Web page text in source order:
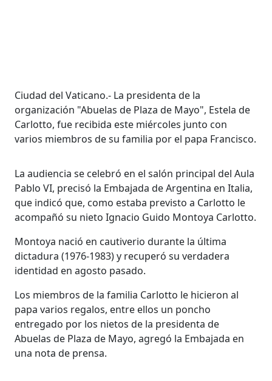
Ciudad del Vaticano.- La presidenta de la
organización "Abuelas de Plaza de Mayo", Estela de
Carlotto, fue recibida este miércoles junto con
varios miembros de su familia por el papa Francisco.
La audiencia se celebró en el salón principal del Aula
Pablo VI, precisó la Embajada de Argentina en Italia,
que indicó que, como estaba previsto a Carlotto le
acompañó su nieto Ignacio Guido Montoya Carlotto.
Montoya nació en cautiverio durante la última
dictadura (1976-1983) y recuperó su verdadera
identidad en agosto pasado.
Los miembros de la familia Carlotto le hicieron al
papa varios regalos, entre ellos un poncho
entregado por los nietos de la presidenta de
Abuelas de Plaza de Mayo, agregó la Embajada en
una nota de prensa.